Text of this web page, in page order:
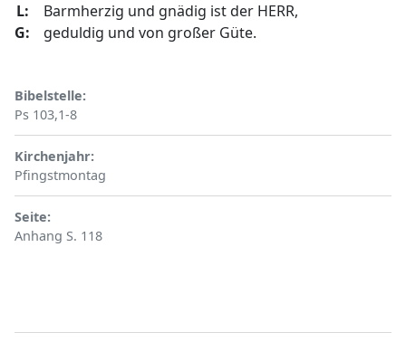
L:
Barmherzig und gnädig ist der HERR,
G:
geduldig und von großer Güte.
Bibelstelle
Ps 103,1-8
Kirchenjahr
Pfingstmontag
Seite
Anhang S. 118